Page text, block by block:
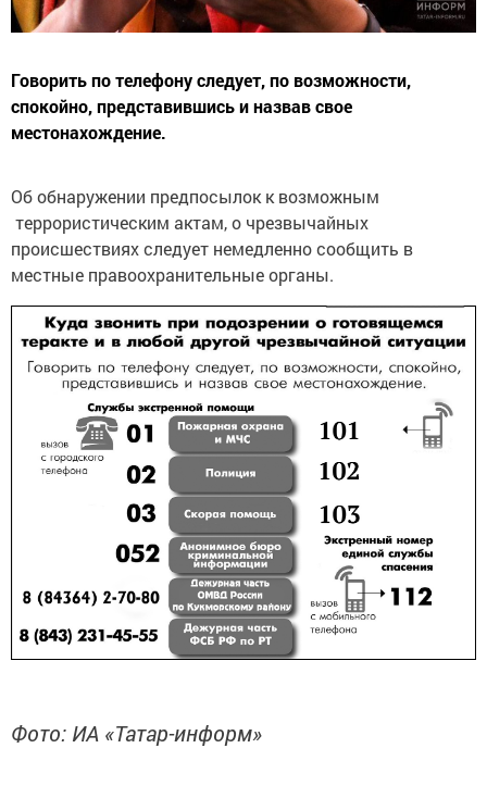
Говорить по телефону следует, по возможности,
спокойно, представившись и назвав свое
местонахождение.
Об обнаружении предпосылок к возможным
террористическим актам, о чрезвычайных
происшествиях следует немедленно сообщить в
местные правоохранительные органы.
Фото: ИА «Татар-информ»